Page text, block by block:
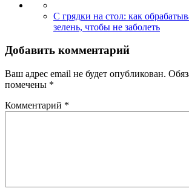
С грядки на стол: как
зелень, чтобы не заболеть
Добавить комментарий
Ваш адрес email не будет опубликован.
помечены *
Комментарий *